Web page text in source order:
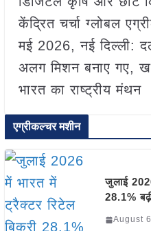
केंद्रित चर्चा ग्लोबल
मई 2026, नई दिल्ली:
अलग मिशन बनाए गए,
भारत का राष्ट्रीय मंथन
एग्रीकल्चर मशीन
जुलाई
28.1%
August